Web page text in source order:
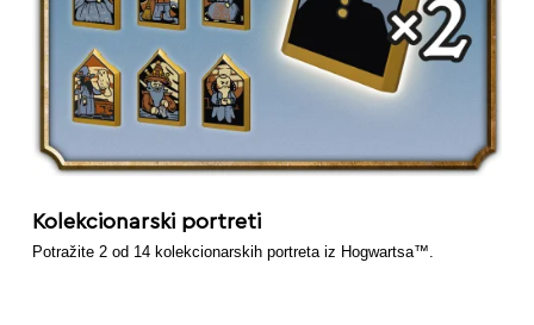
Kolekcionarski portreti
Potražite 2 od 14 kolekcionarskih portreta iz Hogwartsa™.